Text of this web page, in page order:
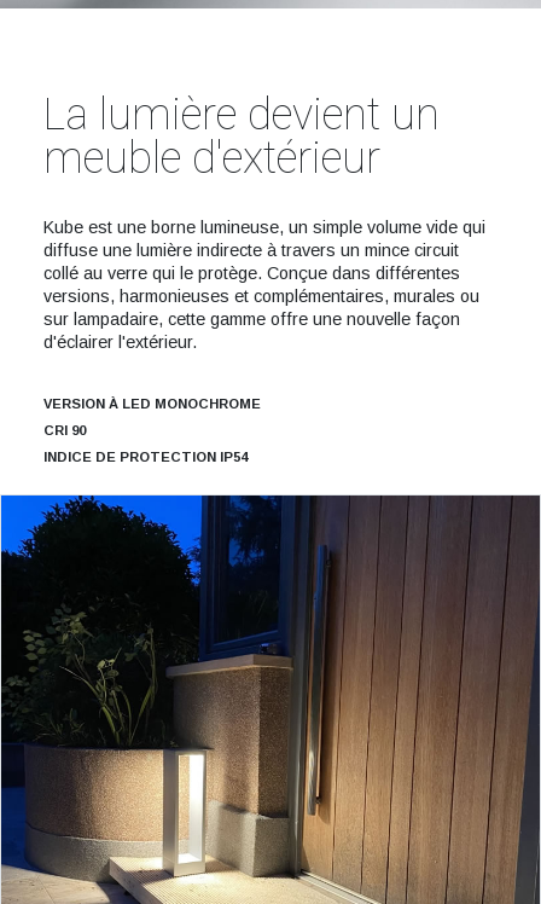
La lumière devient un
meuble d'extérieur
Kube est une borne lumineuse, un simple volume vide qui
diffuse une lumière indirecte à travers un mince circuit
collé au verre qui le protège. Conçue dans différentes
versions, harmonieuses et complémentaires, murales ou
sur lampadaire, cette gamme offre une nouvelle façon
d'éclairer l'extérieur.
VERSION À LED MONOCHROME
CRI 90
INDICE DE PROTECTION IP54